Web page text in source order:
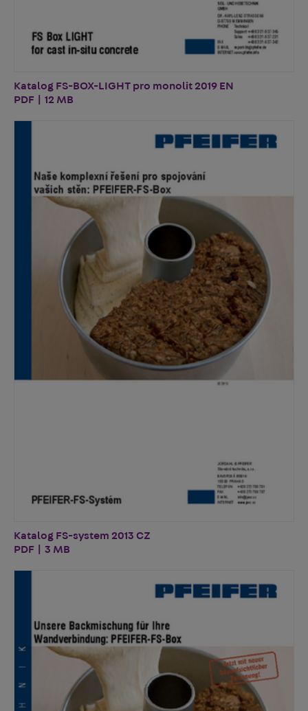
Katalog FS-BOX-LIGHT pro monolit 2019 EN
PDF | 12 MB
Katalog FS-system 2013 CZ
PDF | 3 MB